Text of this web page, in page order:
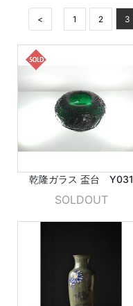
< 1 2 3
乾隆ガラス 盃台 Y031
SOLDOUT